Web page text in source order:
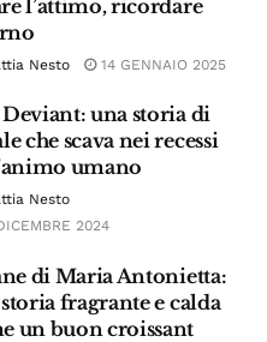
l’attimo, ricordare
Nesto 14 GENNAIO 2025
una storia di
che scava nei recessi
umano
Nesto
2024
di Maria Antonietta:
fragrante e calda
un buon croissant